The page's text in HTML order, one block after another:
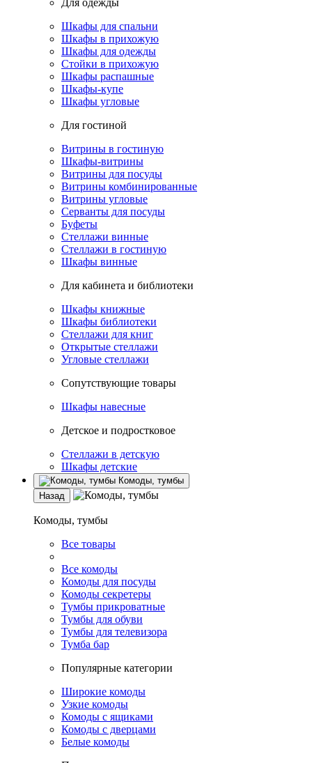
Для одежды
Шкафы для спальни
Шкафы в прихожую
Шкафы для одежды
Стойки в прихожую
Шкафы распашные
Шкафы-купе
Шкафы угловые
Для гостиной
Витрины в гостиную
Шкафы-витрины
Витрины для посуды
Витрины комбинированные
Витрины угловые
Серванты для посуды
Буфеты
Стеллажи винные
Стеллажи в гостиную
Шкафы винные
Для кабинета и библиотеки
Шкафы книжные
Шкафы библиотеки
Стеллажи для книг
Открытые стеллажи
Угловые стеллажи
Сопутствующие товары
Шкафы навесные
Детское и подростковое
Стеллажи в детскую
Шкафы детские
Комоды, тумбы
Назад
Комоды, тумбы
Все товары
Все комоды
Комоды для посуды
Комоды секретеры
Тумбы прикроватные
Тумбы для обуви
Тумбы для телевизора
Тумба бар
Популярные категории
Широкие комоды
Узкие комоды
Комоды с ящиками
Комоды с дверцами
Белые комоды